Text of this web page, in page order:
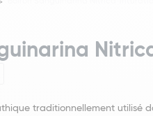
traditionnellement utilisé